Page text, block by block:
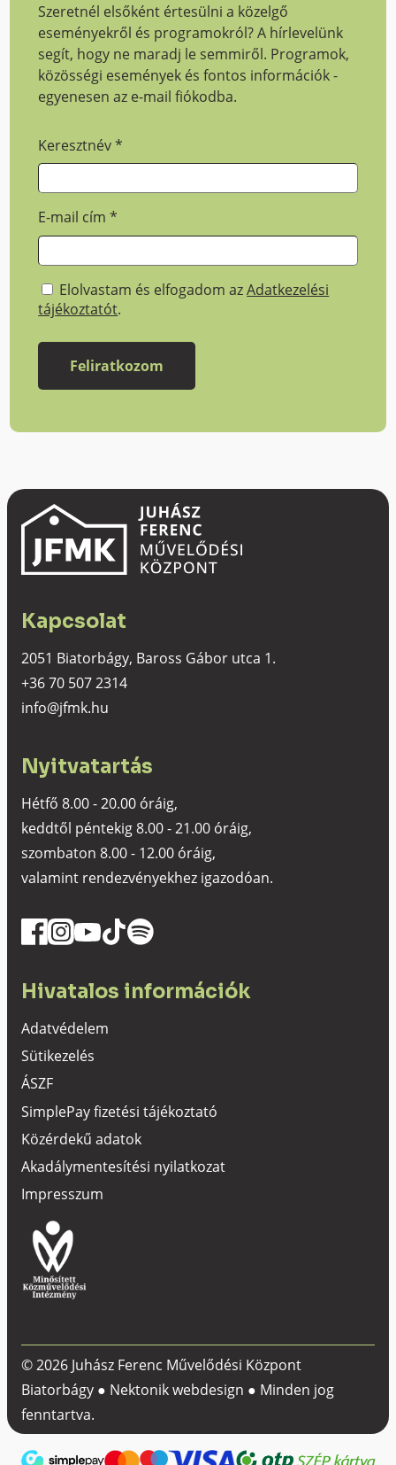
Szeretnél elsőként értesülni a közelgő
eseményekről és programokról? A hírlevelünk
segít, hogy ne maradj le semmiről. Programok,
közösségi események és fontos információk -
egyenesen az e-mail fiókodba.
Keresztnév*
E-mail cím*
Elolvastam és elfogadom azAdatkezelési
tájékoztatót.
Kapcsolat
2051 Biatorbágy, Baross Gábor utca 1.
+36 70 507 2314
info@jfmk.hu
Nyitvatartás
Hétfő 8.00 - 20.00 óráig,
keddtől péntekig 8.00 - 21.00 óráig,
szombaton 8.00 - 12.00 óráig,
valamint rendezvényekhez igazodóan.
Hivatalos információk
Adatvédelem
Sütikezelés
ÁSZF
SimplePay fizetési tájékoztató
Közérdekű adatok
Akadálymentesítési nyilatkozat
Impresszum
© 2026 Juhász Ferenc Művelődési Központ
Biatorbágy ● Nektonik webdesign ● Minden jog
fenntartva.